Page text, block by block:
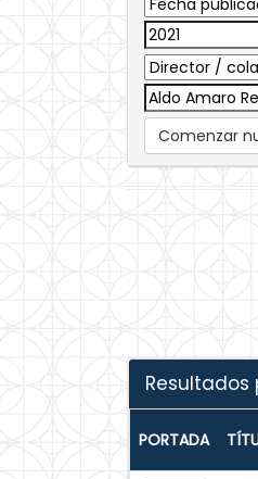
Comenzar
Resultados
PORTADA